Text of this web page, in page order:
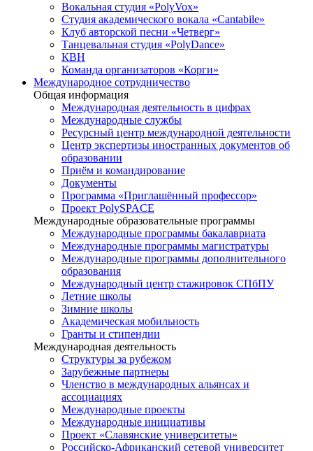
Вокальная студия «PolyVox»
Студия академического вокала «Cantabile»
Клуб авторской песни «Четверг»
Танцевальная студия «PolyDance»
КВН
Команда организаторов «Корги»
Международное сотрудничество
Общая информация
Международная деятельность в цифрах
Международные службы
Ресурсный центр международной деятельности
Центр экспертизы иностранных документов об
образовании
Приём и командирование
Документы
Программа «Приглашённый профессор»
Проект PolySPACE
Международные образовательные программы
Международные программы бакалавриата
Международные программы магистратуры
Международные программы дополнительного
образования
Международный центр стажировок СПбПУ
Летние школы
Зимние школы
Академическая мобильность
Гранты и стипендии
Международная деятельность
Структуры за рубежом
Зарубежные партнеры
Членство в международных альянсах и
ассоциациях
Международные проекты
Международные инициативы
Проект «Славянские университеты»
Российско-Африканский сетевой университет